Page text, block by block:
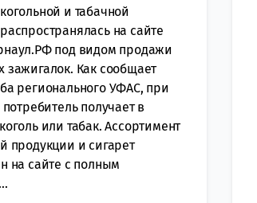
и табачной
на сайте
под видом продажи
зажигалок. Как сообщает
регионального УФАС, при
получает в
или табак. Ассортимент
продукции и сигарет
на сайте с полным